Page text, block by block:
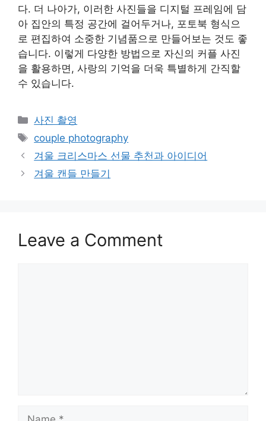
다. 더 나아가, 이러한 사진들을 디지털 프레임에 담
아 집안의 특정 공간에 걸어두거나, 포토북 형식으
로 편집하여 소중한 기념품으로 만들어보는 것도 좋
습니다. 이렇게 다양한 방법으로 자신의 커플 사진
을 활용하면, 사랑의 기억을 더욱 특별하게 간직할
수 있습니다.
Categories
사진 촬영
Tags
couple photography
겨울 크리스마스 선물 추천과 아이디어
겨울 캔들 만들기
Leave a Comment
Name